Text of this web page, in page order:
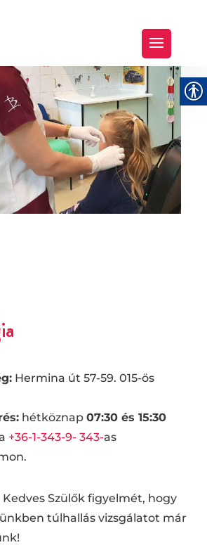
Hermina út 57-59. 015-ös
hétköznap 07:30 és 15:30
+36-1-343-9- 343-as
Szülők figyelmét, hogy
túlhallás vizsgálatot már